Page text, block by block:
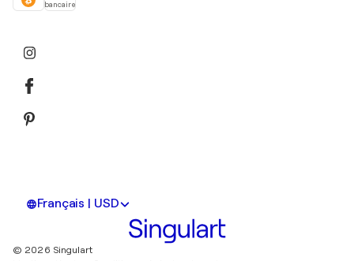
bancaire
Français | USD
© 2026 Singulart